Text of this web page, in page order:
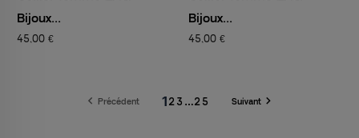
Bijoux...
45,00 €
Bijoux...
45,00 €
 Précédent 1 2 3 …25 Suivant 